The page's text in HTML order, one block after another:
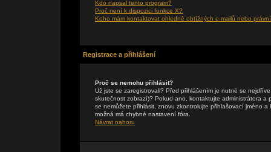
Kdo napsal tento program?
Proč není k dispozici funkce X?
Koho mám kontaktovat ohledně obtížných e-mailů nebo
Registrace a přihlášení
Proč se nemohu přihlásit?
Už jste se zaregistrovali? Před přihlášením je nutné se
skutečnost zobrazí)? Pokud ano, kontaktujte administrátora
se nemůžete přihlásit, znovu zkontrolujte přihlašovací jméno
možná má chybné nastavení fóra.
Návrat nahoru